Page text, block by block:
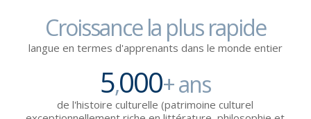
Croissance la plus rapide
langue en termes d'apprenants dans le monde entier
5,000+ ans
de l'histoire culturelle (patrimoine culturel